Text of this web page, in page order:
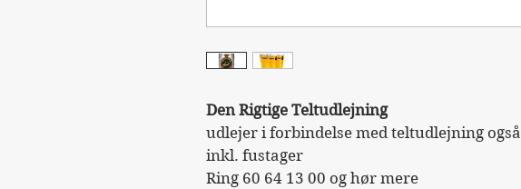
Den Rigtige Teltudlejning
udlejer i forbindelse med teltudlejning også
inkl. fustager
Ring 60 64 13 00 og hør mere